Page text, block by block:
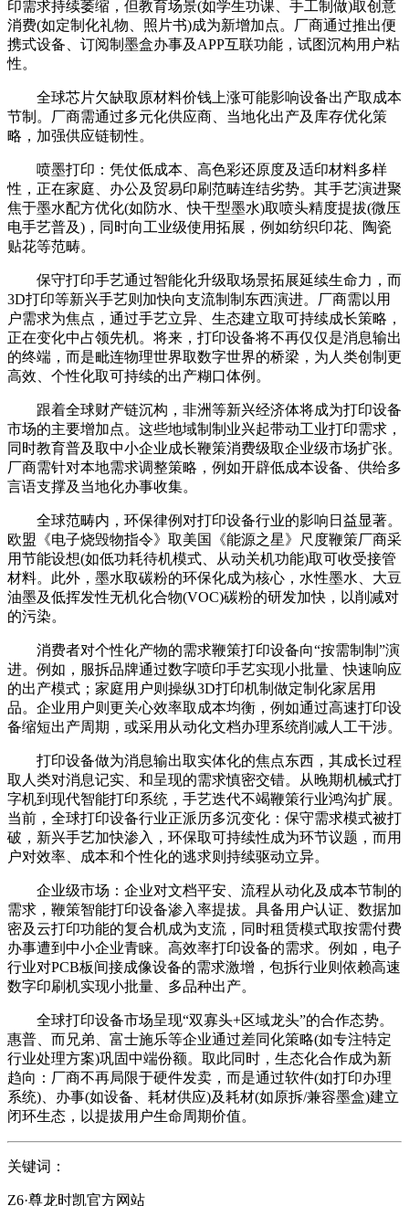
印需求持续萎缩，但教育场景(如学生功课、手工制做)取创意
消费(如定制化礼物、照片书)成为新增加点。厂商通过推出便
携式设备、订阅制墨盒办事及APP互联功能，试图沉构用户粘
性。
全球芯片欠缺取原材料价钱上涨可能影响设备出产取成本
节制。厂商需通过多元化供应商、当地化出产及库存优化策
略，加强供应链韧性。
喷墨打印：凭仗低成本、高色彩还原度及适印材料多样
性，正在家庭、办公及贸易印刷范畴连结劣势。其手艺演进聚
焦于墨水配方优化(如防水、快干型墨水)取喷头精度提拔(微压
电手艺普及)，同时向工业级使用拓展，例如纺织印花、陶瓷
贴花等范畴。
保守打印手艺通过智能化升级取场景拓展延续生命力，而
3D打印等新兴手艺则加快向支流制制东西演进。厂商需以用
户需求为焦点，通过手艺立异、生态建立取可持续成长策略，
正在变化中占领先机。将来，打印设备将不再仅仅是消息输出
的终端，而是毗连物理世界取数字世界的桥梁，为人类创制更
高效、个性化取可持续的出产糊口体例。
跟着全球财产链沉构，非洲等新兴经济体将成为打印设备
市场的主要增加点。这些地域制制业兴起带动工业打印需求，
同时教育普及取中小企业成长鞭策消费级取企业级市场扩张。
厂商需针对本地需求调整策略，例如开辟低成本设备、供给多
言语支撑及当地化办事收集。
全球范畴内，环保律例对打印设备行业的影响日益显著。
欧盟《电子烧毁物指令》取美国《能源之星》尺度鞭策厂商采
用节能设想(如低功耗待机模式、从动关机功能)取可收受接管
材料。此外，墨水取碳粉的环保化成为核心，水性墨水、大豆
油墨及低挥发性无机化合物(VOC)碳粉的研发加快，以削减对
的污染。
消费者对个性化产物的需求鞭策打印设备向“按需制制”演
进。例如，服拆品牌通过数字喷印手艺实现小批量、快速响应
的出产模式；家庭用户则操纵3D打印机制做定制化家居用
品。企业用户则更关心效率取成本均衡，例如通过高速打印设
备缩短出产周期，或采用从动化文档办理系统削减人工干涉。
打印设备做为消息输出取实体化的焦点东西，其成长过程
取人类对消息记实、和呈现的需求慎密交错。从晚期机械式打
字机到现代智能打印系统，手艺迭代不竭鞭策行业鸿沟扩展。
当前，全球打印设备行业正派历多沉变化：保守需求模式被打
破，新兴手艺加快渗入，环保取可持续性成为环节议题，而用
户对效率、成本和个性化的逃求则持续驱动立异。
企业级市场：企业对文档平安、流程从动化及成本节制的
需求，鞭策智能打印设备渗入率提拔。具备用户认证、数据加
密及云打印功能的复合机成为支流，同时租赁模式取按需付费
办事遭到中小企业青睐。高效率打印设备的需求。例如，电子
行业对PCB板间接成像设备的需求激增，包拆行业则依赖高速
数字印刷机实现小批量、多品种出产。
全球打印设备市场呈现“双寡头+区域龙头”的合作态势。
惠普、而兄弟、富士施乐等企业通过差同化策略(如专注特定
行业处理方案)巩固中端份额。取此同时，生态化合作成为新
趋向：厂商不再局限于硬件发卖，而是通过软件(如打印办理
系统)、办事(如设备、耗材供应)及耗材(如原拆/兼容墨盒)建立
闭环生态，以提拔用户生命周期价值。
关键词：
Z6·尊龙时凯官方网站